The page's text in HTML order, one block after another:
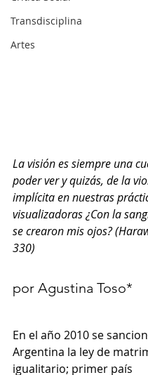
Transdisciplina
Artes
La visión es siempre una
poder ver y quizás, de la
implícita en nuestras
visualizadoras ¿Con la
se crearon mis ojos?
330)
por Agustina Toso*
En el año 2010 se
Argentina la ley de
igualitario; primer país